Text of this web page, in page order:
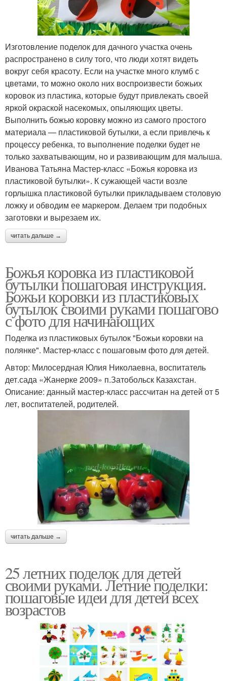
Изготовление поделок для дачного участка очень
распространено в силу того, что люди хотят видеть
вокруг себя красоту. Если на участке много клумб с
цветами, то можно около них воспроизвести божьих
коровок из пластика, которые будут привлекать своей
яркой окраской насекомых, опыляющих цветы.
Выполнить божью коровку можно из самого простого
материала — пластиковой бутылки, а если привлечь к
процессу ребенка, то выполнение поделки будет не
только захватывающим, но и развивающим для малыша.
Иванова Татьяна Мастер-класс «Божья коровка из
пластиковой бутылки». К сужающей части возле
горлышка пластиковой бутылки прикладываем столовую
ложку и обводим ее маркером. Делаем три подобных
заготовки и вырезаем их.
читать дальше →
Божья коровка из пластиковой
бутылки пошаговая инструкция.
Божьи коровки из пластиковых
бутылок своими руками пошагово
с фото для начинающих
Поделка из пластиковых бутылок "Божьи коровки на
полянке". Мастер-класс с пошаговым фото для детей.
Автор: Милосердная Юлия Николаевна, воспитатель
дет.сада «Жанерке 2009» п.Затобольск Казахстан.
Описание: данный мастер-класс рассчитан на детей от 5
лет, воспитателей, родителей.
читать дальше →
25 летних поделок для детей
своими руками. Летние поделки:
пошаговые идеи для детей всех
возрастов